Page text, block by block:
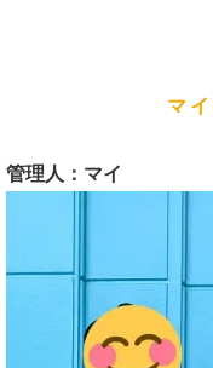
マ
管理人：マイ